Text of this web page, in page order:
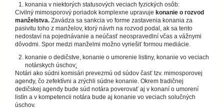
konania v niektorých statusových veciach fyzických osôb:
Civilný mimosporový poriadok komplexne upravuje konanie o rozvod
manželstva. Zavádza sa sankcia vo forme zastavenia konania za
pasivitu toho z manželov, ktorý návrh na rozvod podal, ak sa tento
nedostaví na pojednávanie a neúčasť neospravedlní včas a vážnymi
dôvodmi. Spor medzi manželmi možno vyriešiť formou mediácie.
konanie o dedičstve, konanie o umorenie listiny, konanie vo veciach
notárskych úschov:
Notári ako súdni komisári prevezmú od súdov časť tzv. mimosporovej
agendy, čo zefektívni a zrýchli súdne konanie. Okrem tradičnej
dedičskej agendy bude súd notára poverovať aj v konaní o umorení
listín a v kompetencii notára bude aj konanie vo veciach solučných
úschov.